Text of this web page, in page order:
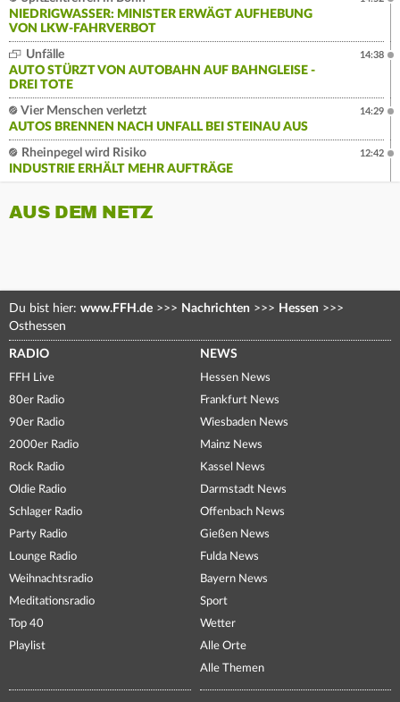
NIEDRIGWASSER: MINISTER ERWÄGT AUFHEBUNG
VON LKW-FAHRVERBOT
Unfälle
AUTO STÜRZT VON AUTOBAHN AUF BAHNGLEISE -
DREI TOTE
14:38
Vier Menschen verletzt
AUTOS BRENNEN NACH UNFALL BEI STEINAU AUS
14:29
Rheinpegel wird Risiko
INDUSTRIE ERHÄLT MEHR AUFTRÄGE
12:42
AUS DEM NETZ
Du bist hier: www.FFH.de >>> Nachrichten >>> Hessen >>>
Osthessen
RADIO
FFH Live
80er Radio
90er Radio
2000er Radio
Rock Radio
Oldie Radio
Schlager Radio
Party Radio
Lounge Radio
Weihnachtsradio
Meditationsradio
Top 40
Playlist
NEWS
Hessen News
Frankfurt News
Wiesbaden News
Mainz News
Kassel News
Darmstadt News
Offenbach News
Gießen News
Fulda News
Bayern News
Sport
Wetter
Alle Orte
Alle Themen